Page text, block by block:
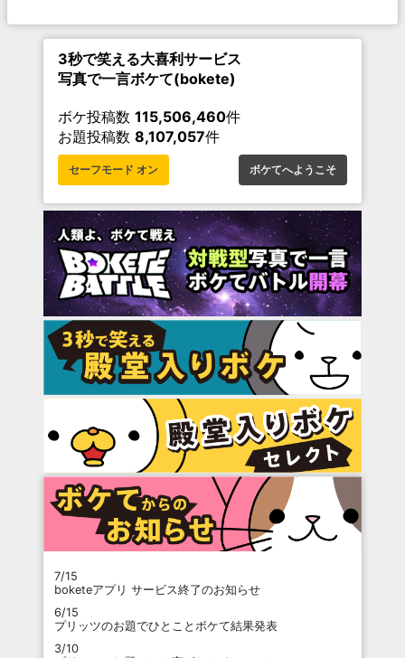
3秒で笑える大喜利サービス
写真で一言ボケて(bokete)
ボケ投稿数 115,506,460件
お題投稿数 8,107,057件
セーフモード オン ボケてへようこそ
7/15
boketeアプリ サービス終了のお知らせ
6/15
プリッツのお題でひとことボケて結果発表
3/10